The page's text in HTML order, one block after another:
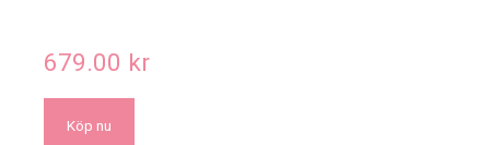
679.00 kr
Köp nu